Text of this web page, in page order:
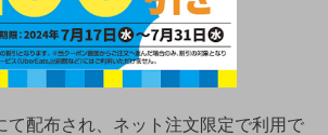
て配布され、ネット注文限定で利用で